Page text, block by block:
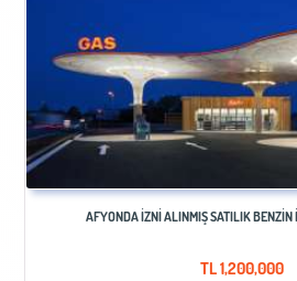
AFYONDA İZNİ ALINMIŞ SATILIK BENZİN
TL1,200,000